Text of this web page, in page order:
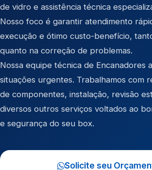
de vidro e assistência técnica
Nosso foco é garantir atendimento
execução e ótimo custo-benefício,
quanto na correção de problemas.
Nossa equipe técnica de Encanadores
situações urgentes. Trabalhamos com
de componentes, instalação, revisão
diversos outros serviços voltados ao
e segurança do seu box.
Solicite seu